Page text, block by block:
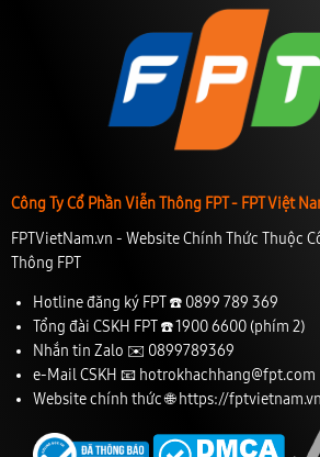
Công Ty Cổ Phần Viễn Thông FPT - FPT Việt
FPTVietNam.vn - Website Chính Thức Thuộc
Thông FPT
Hotline đăng ký FPT ☎️ 0899 789 369
Tổng đài CSKH FPT ☎️1900 6600(phím 2)
Nhắn tin Zalo ✉️ 0899789369
e-Mail CSKH 📧 hotrokhachhang@fpt.com
Website chính thức 🌐 https://